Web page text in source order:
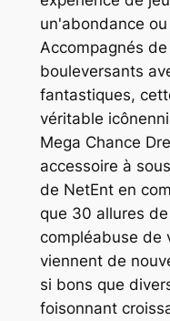
un'abondance
Accompagnés
bouleversants
fantastiques,
véritable
Mega Chance
accessoire à
de NetEnt en
que 30 allures
compléabuse de
viennent de
si bons que
foisonnant